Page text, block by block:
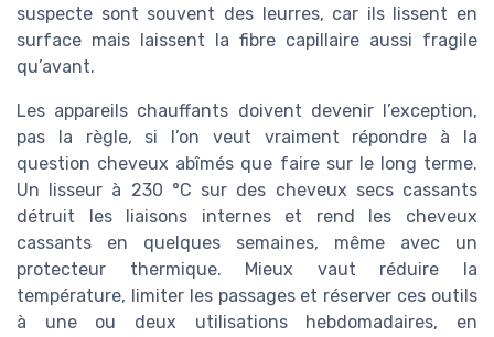
suspecte sont souvent des leurres, car ils lissent en
surface mais laissent la fibre capillaire aussi fragile
qu’avant.
Les appareils chauffants doivent devenir l’exception,
pas la règle, si l’on veut vraiment répondre à la
question cheveux abîmés que faire sur le long terme.
Un lisseur à 230 °C sur des cheveux secs cassants
détruit les liaisons internes et rend les cheveux
cassants en quelques semaines, même avec un
protecteur thermique. Mieux vaut réduire la
température, limiter les passages et réserver ces outils
à une ou deux utilisations hebdomadaires, en